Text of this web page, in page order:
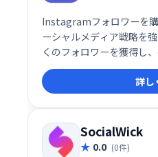
Instagramフォロワーを
ーシャルメディア戦略を
くのフォロワーを獲得し
たなビジネスチャンスや
す。競合他社との差別化
目指しましょう。
詳し
SocialWick
0.0 (0件)